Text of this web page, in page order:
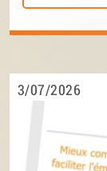
3/07/2026